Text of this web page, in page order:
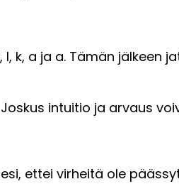
k, a ja a. Tämän jälkeen
intuitio ja arvaus
ettei virheitä ole